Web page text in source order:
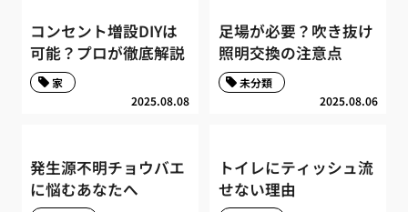
コンセント増設DIYは
可能？プロが徹底解説
2025.08.08
家
足場が必要？吹き抜け
照明交換の注意点
2025.08.06
未分類
発生源不明チョウバエ
に悩むあなたへ
トイレにティッシュ流
せない理由